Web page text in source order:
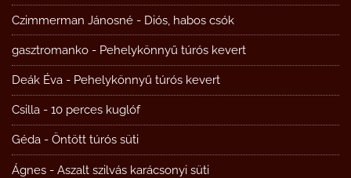
Czimmerman Jánosné - Diós, habos csók
gasztromanko - Pehelykönnyű túrós kevert
Deák Éva - Pehelykönnyű túrós kevert
Csilla - 10 perces kuglóf
Géda - Öntött túrós süti
Ágnes - Aszalt szilvás karácsonyi süti